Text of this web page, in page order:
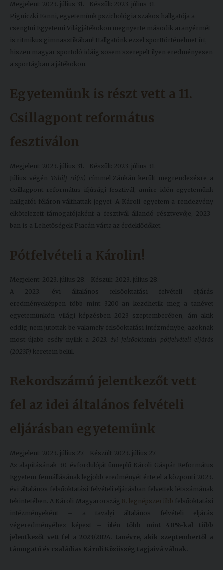
Megjelent: 2023. július 31.
Készült: 2023. július 31.
Pigniczki Fanni, egyetemünk pszichológia szakos hallgatója a
csengtui Egyetemi Világjátékokon megnyerte második aranyérmét
is ritmikus gimnasztikában! Hallgatónk ezzel sporttörténelmet írt,
hiszen magyar sportoló idáig sosem szerepelt ilyen eredményesen
a sportágban a játékokon.
Egyetemünk is részt vett a 11.
Csillagpont református
fesztiválon
Megjelent: 2023. július 31.
Készült: 2023. július 31.
Július végén Találj rá(m) címmel Zánkán került megrendezésre a
Csillagpont református ifjúsági fesztivál, amire idén egyetemünk
hallgatói féláron válthattak jegyet. A Károli-egyetem a rendezvény
elkötelezett támogatójaként a fesztivál állandó résztvevője, 2023-
ban is a Lehetőségek Piacán várta az érdeklődőket.
Pótfelvételi a Károlin!
Megjelent: 2023. július 28.
Készült: 2023. július 28.
A 2023. évi általános felsőoktatási felvételi eljárás
eredményeképpen több mint 3200-an kezdhetik meg a tanévet
egyetemünkön világi képzésben 2023 szeptemberében, ám akik
eddig nem jutottak be valamely felsőoktatási intézménybe, azoknak
most újabb esély nyílik a
2023. évi felsőoktatási pótfelvételi eljárás
(2023P) keretein belül.
Rekordszámú jelentkezőt vett
fel az idei általános felvételi
eljárásban egyetemünk
Megjelent: 2023. július 27.
Készült: 2023. július 27.
Az alapításának 30. évfordulóját ünneplő Károli Gáspár Református
Egyetem fennállásának legjobb eredményét érte el a központi 2023.
évi általános felsőoktatási felvételi eljárásban felvettek létszámának
tekintetében. A Károli Magyarország 8. legnépszerűbb felsőoktatási
intézményeként – a tavalyi általános felvételi eljárás
végeredményéhez képest – idén több mint 40%-kal több
jelentkezőt vett fel a 2023/2024. tanévre, akik szeptembertől a
támogató és családias Károli Közösség tagjaivá válnak.